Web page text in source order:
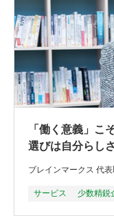
「働く意義」こ
選びは自分らし
ブレインマークス 代
サービス 少数精鋭